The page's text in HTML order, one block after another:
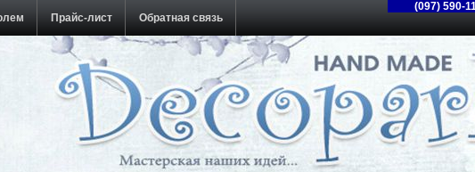
Прайс-лист Обратная связь
(097) 590-